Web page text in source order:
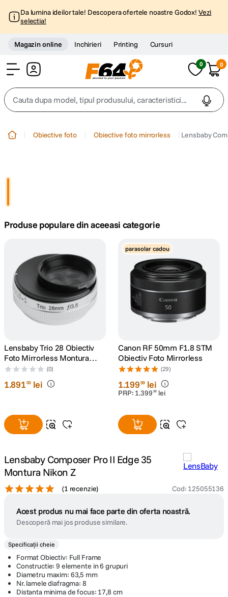
Da lumina ideilor tale! Descopera ofertele noastre Godox! Vezi
selectia!
Magazin online Inchirieri Printing Cursuri
0 0
Cauta dupa model, tipul produsului, caracteristici...
4. peak design
lavaliera
7. sony fx
card memorie
9. dji mic mini
10 . dji osmo
Obiective foto Obiective foto mirrorless Lensbaby
Produse populare din aceeasi categorie
Lensbaby Trio 28 Obiectiv
Foto Mirrorless Montura
Sony E (compatibil FF)
(0)
1.89100 lei
parasolar cadou
Canon RF 50mm F1.8 STM
Obiectiv Foto Mirrorless
(29)
1.19999 lei
PRP: 1.399 99 lei
Lensbaby Composer Pro II Edge 35
Montura Nikon Z
(1 recenzie) Cod: 125055136
Acest produs nu mai face parte din oferta noastră.
Descoperă mai jos produse similare.
Specificații cheie
Format Obiectiv: Full Frame
Constructie: 9 elemente in 6 grupuri
Diametru maxim: 63,5 mm
Nr. lamele diafragma: 8
Distanta minima de focus: 17,8 cm